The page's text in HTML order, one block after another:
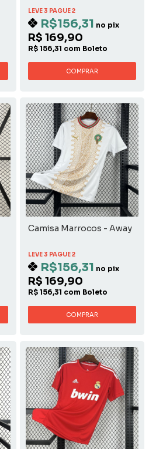
LEVE 3 PAGUE 2
R$156,31 no pix
R$ 169,90
R$ 156,31 com Boleto
COMPRAR
Camisa Marrocos - Away
LEVE 3 PAGUE 2
R$156,31 no pix
R$ 169,90
R$ 156,31 com Boleto
COMPRAR